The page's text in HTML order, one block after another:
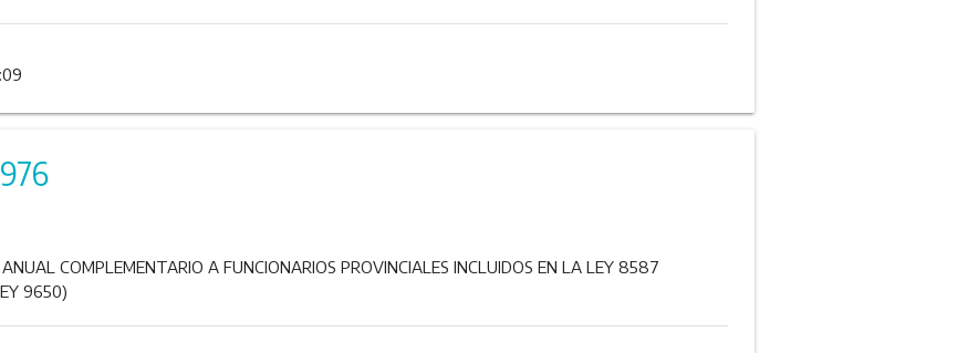
COMPLEMENTARIO A FUNCIONARIOS PROVINCIALES INCLUIDOS EN LA LEY 8587
9650)